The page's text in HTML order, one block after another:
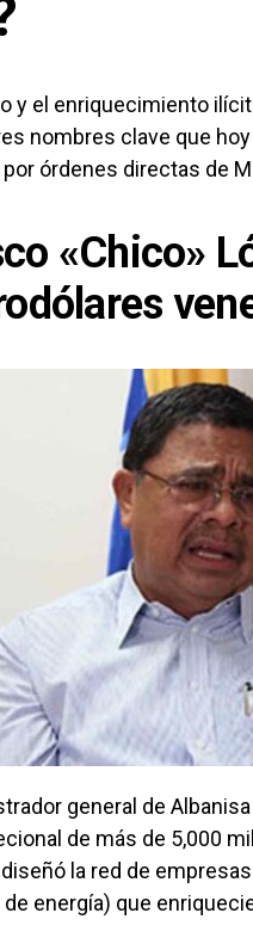
y el enriquecimiento
nombres clave que
órdenes directas de
«Chico»
general de
de más de 5,000
la red de
energía) que